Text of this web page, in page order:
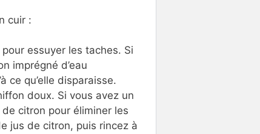
cuir :
essuyer les taches. Si
imprégné d’eau
ce qu’elle disparaisse.
doux. Si vous avez un
citron pour éliminer les
jus de citron, puis rincez à